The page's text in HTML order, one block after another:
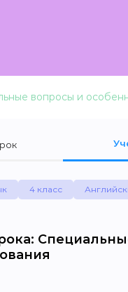
вопросы и
4 класс